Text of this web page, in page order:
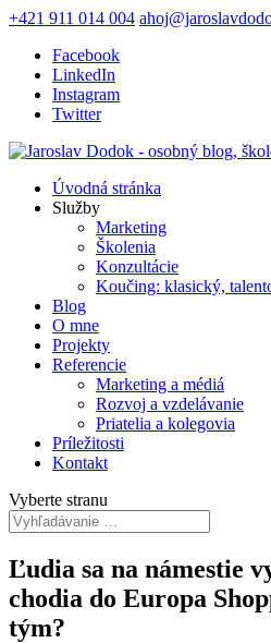
+421 911 014 004
Facebook
LinkedIn
Instagram
Twitter
Úvodná stránka
Služby
Marketing
Školenia
Konzultácie
Koučing: klasický,
Blog
O mne
Projekty
Referencie
Marketing a médiá
Rozvoj a vzdelávanie
Priatelia a kolegovia
Príležitosti
Kontakt
Vyberte stranu
Ľudia sa na námestie
chodia do Europa
tým?